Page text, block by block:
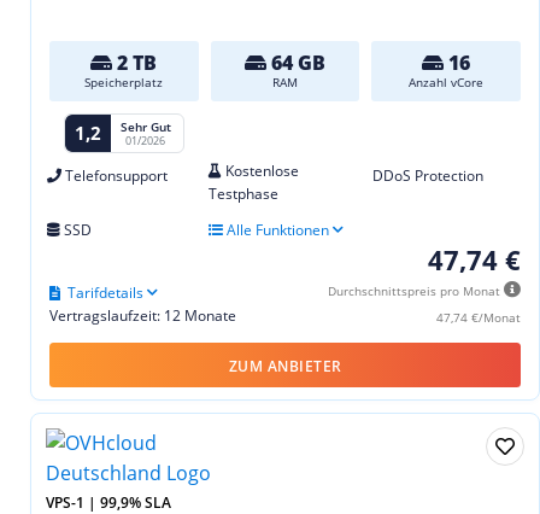
2 TB
Speicherplatz
64 GB
RAM
16
Anzahl vCore
1,2 Sehr Gut
01/2026
Telefonsupport
Kostenlose
Testphase
DDoS Protection
SSD Alle Funktionen
47,74 €
Durchschnittspreis pro Monat
47,74 €/Monat
Vertragslaufzeit: 12 Monate
Tarifdetails
ZUM ANBIETER
VPS-1 | 99,9% SLA